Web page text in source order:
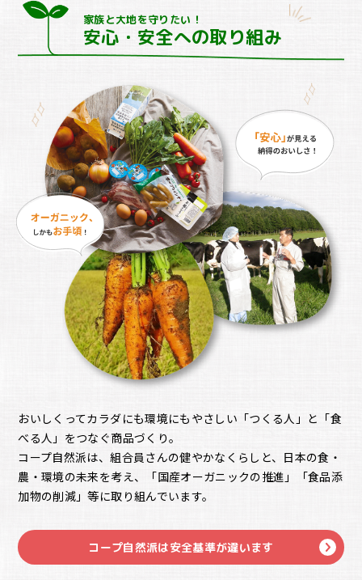
家族と大地を守りたい！
安心・安全への取り組み
おいしくってカラダにも環境にもやさしい「つくる人」と「食
べる人」をつなぐ商品づくり。
コープ自然派は、組合員さんの健やかなくらしと、日本の食・
農・環境の未来を考え、「国産オーガニックの推進」「食品添
加物の削減」等に取り組んでいます。
コープ自然派は安全基準が違います